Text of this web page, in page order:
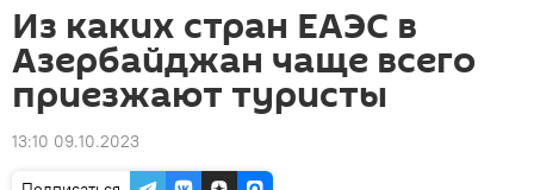
Из каких стран ЕАЭС в
Азербайджан чаще всего
приезжают туристы
13:10 09.10.2023